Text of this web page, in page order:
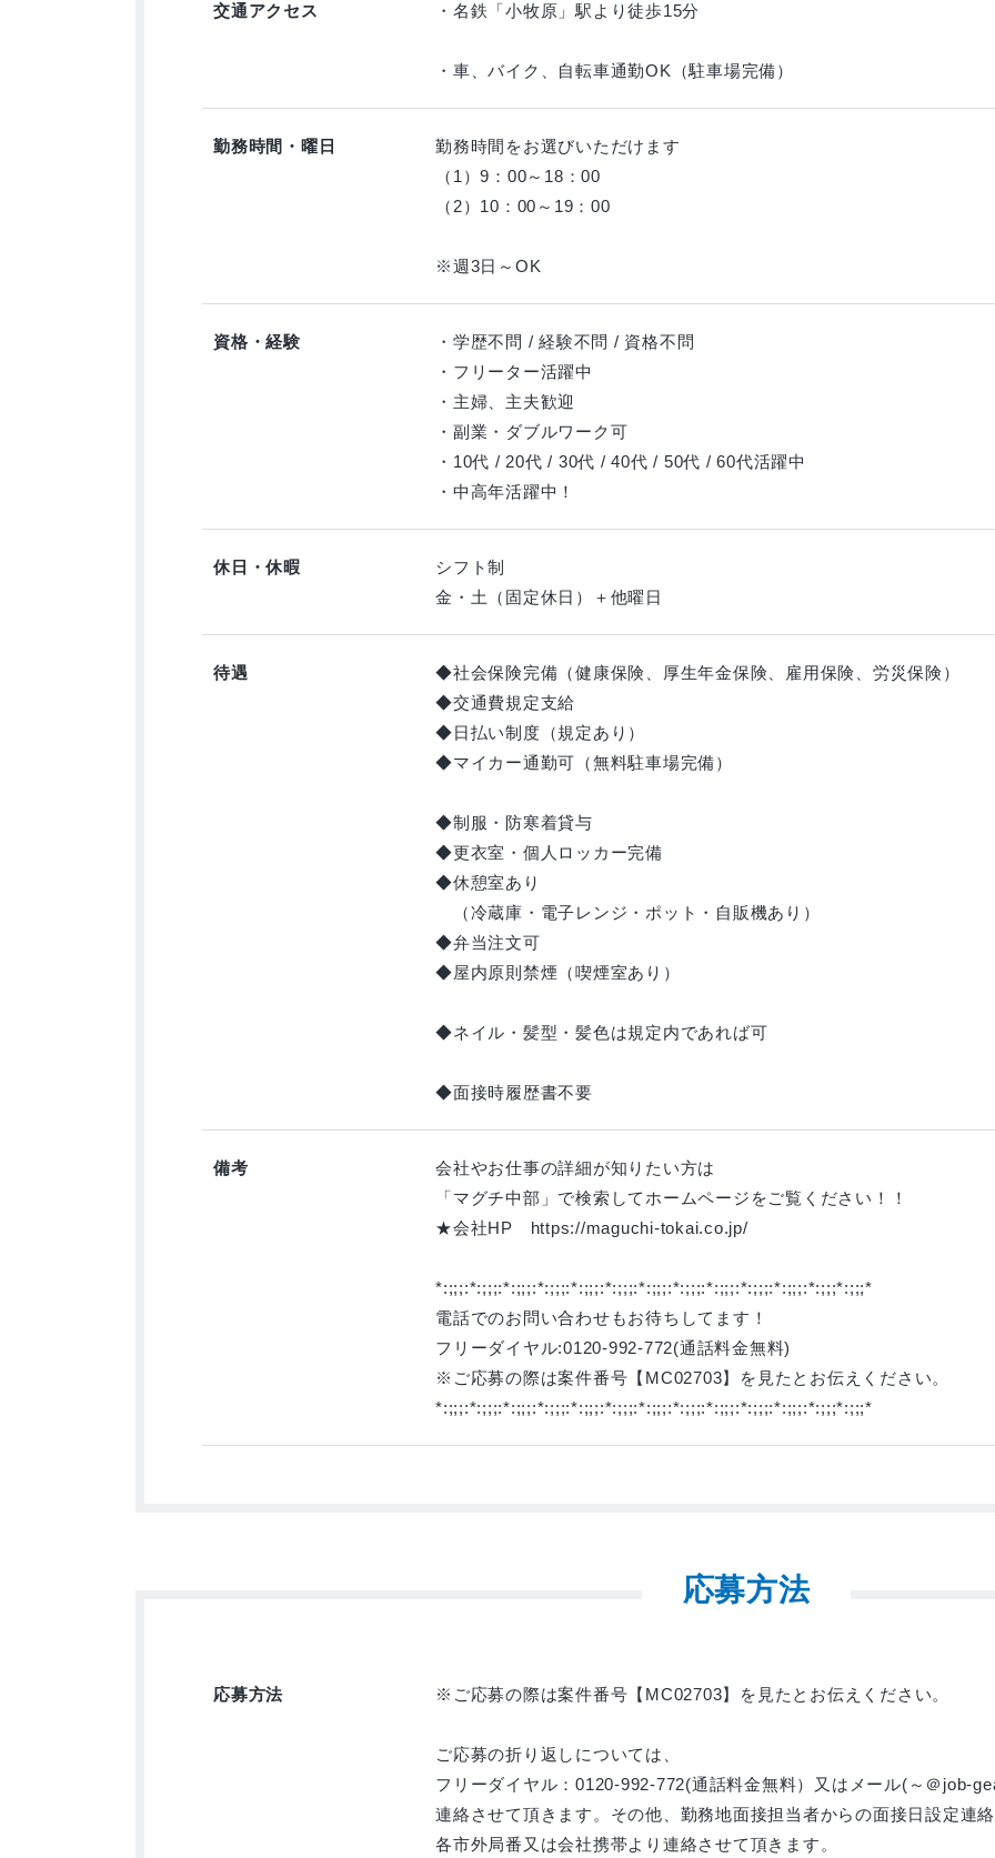
交通アクセス ・名鉄「小牧原」駅より徒歩15分
・車、バイク、自転車通勤OK（駐車場完備）
勤務時間・曜日
勤務時間をお選びいただけます
（1）9：00～18：00
（2）10：00～19：00
※週3日～OK
資格・経験
・学歴不問 / 経験不問 / 資格不問
・フリーター活躍中
・主婦、主夫歓迎
・副業・ダブルワーク可
・10代 / 20代 / 30代 / 40代 / 50代 / 60代活躍中
・中高年活躍中！
休日・休暇
シフト制
金・土（固定休日）＋他曜日
待遇
◆社会保険完備（健康保険、厚生年金保険、雇用保険、労災保険）
◆交通費規定支給
◆日払い制度（規定あり）
◆マイカー通勤可（無料駐車場完備）
◆制服・防寒着貸与
◆更衣室・個人ロッカー完備
◆休憩室あり
（冷蔵庫・電子レンジ・ポット・自販機あり）
◆弁当注文可
◆屋内原則禁煙（喫煙室あり）
◆ネイル・髪型・髪色は規定内であれば可
◆面接時履歴書不要
備考
会社やお仕事の詳細が知りたい方は
「マグチ中部」で検索してホームページをご覧ください！！
★会社HP https://maguchi-tokai.co.jp/
*:;;;:*:;;;:*:;;;:*:;;;:*:;;;:*:;;;:*:;;;:*:;;;:*:;;;:*:;;;:*:;;;:*:;;;*:;;;*
電話でのお問い合わせもお待ちしてます！
フリーダイヤル:0120-992-772(通話料金無料)
※ご応募の際は案件番号【MC02703】を見たとお伝えください。
*:;;;:*:;;;:*:;;;:*:;;;:*:;;;:*:;;;:*:;;;:*:;;;:*:;;;:*:;;;:*:;;;:*:;;;*:;;;*
応募方法
応募方法 ※ご応募の際は案件番号【MC02703】を見たとお伝えください。
ご応募の折り返しについては、
フリーダイヤル：0120-992-772(通話料金無料）又はメール(～＠job-
連絡させて頂きます。その他、勤務地面接担当者からの面接日設定連
各市外局番又は会社携帯より連絡させて頂きます。